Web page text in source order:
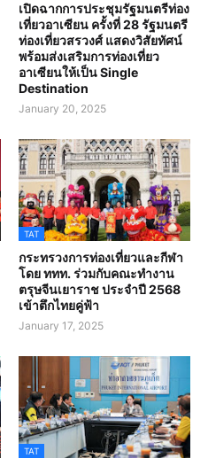
เปิดฉากการประชุมรัฐมนตรีท่อง
เที่ยวอาเซียน ครั้งที่ 28 รัฐมนตรี
ท่องเที่ยวสรวงศ์ แสดงวิสัยทัศน์
พร้อมส่งเสริมการท่องเที่ยว
อาเซียนให้เป็น Single
Destination
January 20, 2025
TAT
กระทรวงการท่องเที่ยวและกีฬา
โดย ททท. ร่วมกับคณะทำงาน
ตรุษจีนเยาราช ประจำปี 2568
เข้าตึกไทยคู่ฟ้า
January 17, 2025
TAT